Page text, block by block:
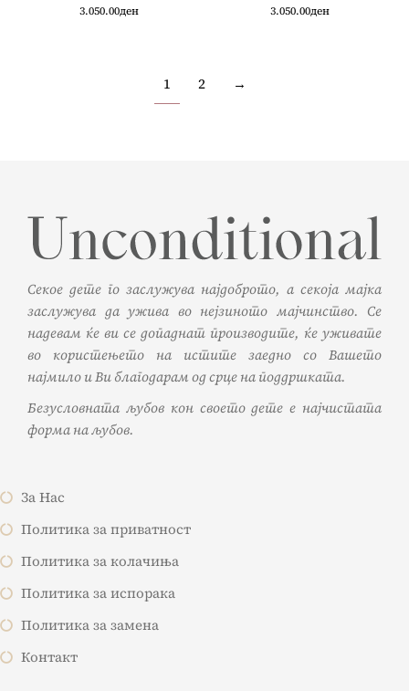
3.050.00ден 3.050.00ден
1 2 →
Секое дете го заслужува најдоброто, а секоја мајка
заслужува да ужива во нејзиното мајчинство. Се
надевам ќе ви се допаднат производите, ќе уживате
во користењето на истите заедно со Вашето
најмило и Ви благодарам од срце на поддршката.
Безусловната љубов кон своето дете е најчистата
форма на љубов.
За Нас
Политика за приватност
Политика за колачиња
Политика за испорака
Политика за замена
Контакт